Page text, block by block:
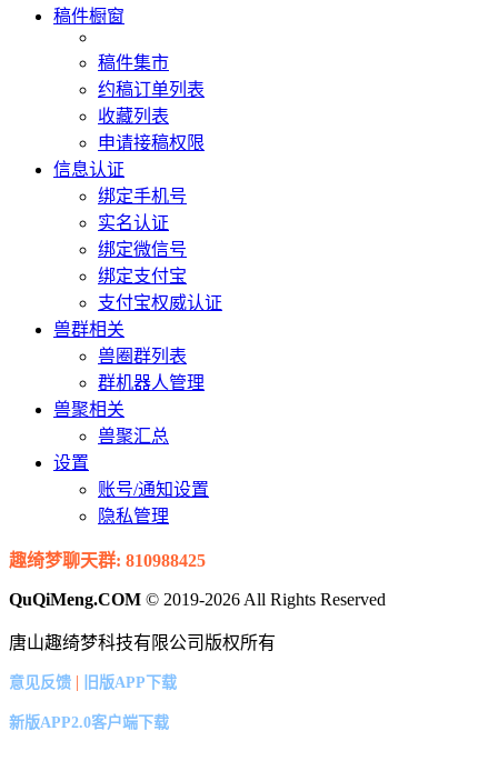
稿件橱窗
稿件集市
约稿订单列表
收藏列表
申请接稿权限
信息认证
绑定手机号
实名认证
绑定微信号
绑定支付宝
支付宝权威认证
兽群相关
兽圈群列表
群机器人管理
兽聚相关
兽聚汇总
设置
账号/通知设置
隐私管理
趣绮梦聊天群: 810988425
QuQiMeng.COM © 2019-2026 All Rights Reserved
唐山趣绮梦科技有限公司版权所有
意见反馈 | 旧版APP下载
新版APP2.0客户端下载